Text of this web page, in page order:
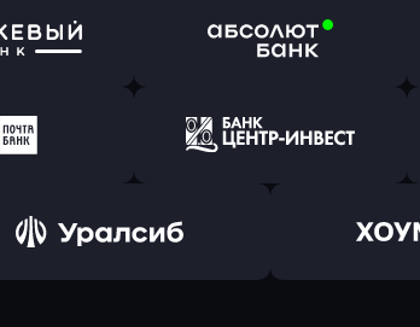
заявку
Банк
Оправить заявку
в Ингосстрах Банк
заявку
Оправить заявку
в Абсолют Банк
заявку
Банк
Оправить заявку